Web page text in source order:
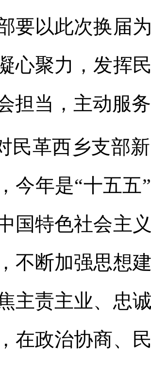
要以此次换届
心聚力，发挥
担当，主动服
民革西乡支部
今年是“十五
国特色社会主
不断加强思想
主责主业、忠
在政治协商、